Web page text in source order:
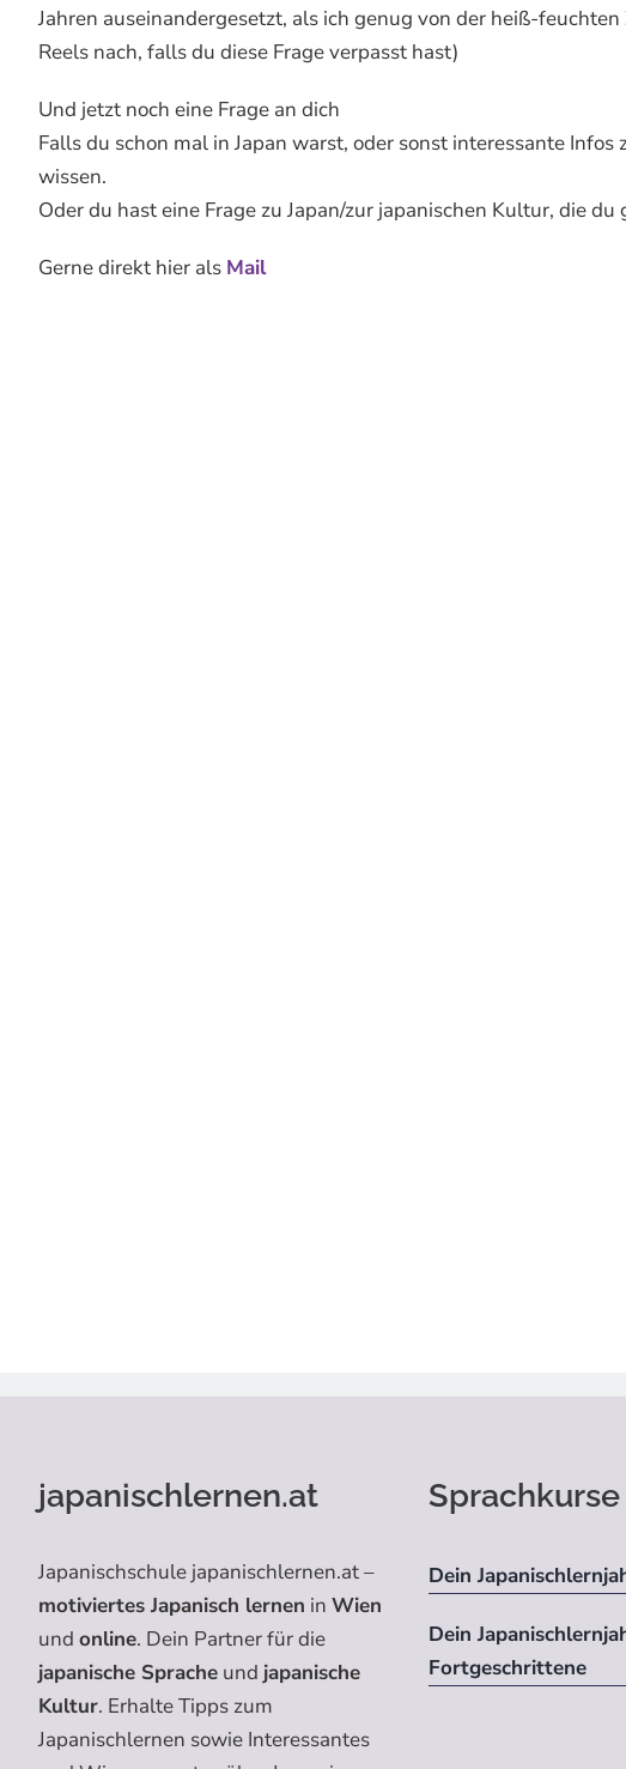
Jahren auseinandergesetzt, als ich genug von der heiß-
Reels nach, falls du diese Frage verpasst hast)
Und jetzt noch eine Frage an dich
Falls du schon mal in Japan warst, oder sonst interessante
wissen.
Oder du hast eine Frage zu Japan/zur japanischen Kultur, die
Gerne direkt hier als Mail
japanischlernen.at
Japanischschule japanischlernen.at –
motiviertes Japanisch lernen in Wien
und online. Dein Partner für die
japanische Spracheund japanische
Kultur. Erhalte Tipps zum
Japanischlernen sowie Interessantes
Sprachkurse
Dein
Dein
Fortgeschrittene